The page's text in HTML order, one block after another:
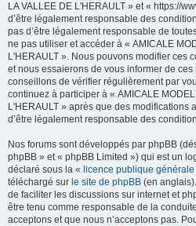
LA VALLEE DE L'HERAULT » et « https://
d’être légalement responsable des
pas d’être légalement responsable de
ne pas utiliser et accéder à « AMICALE
L'HERAULT ». Nous pouvons modifier ces
et nous essaierons de vous informer de
conseillons de vérifier régulièrement par
continuez à participer à « AMICALE
L'HERAULT » après que des modifications
d’être légalement responsable des
Nos forums sont développés par phpBB
phpBB » et « phpBB Limited ») qui est un
déclaré sous la « licence publique
téléchargé sur le site de phpBB (en
de faciliter les discussions sur internet et
être tenu comme responsable de la
acceptons et que nous n’acceptons pas.